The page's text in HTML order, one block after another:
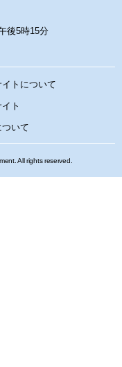
後5時15分
イトについて
ト
ついて
All rights reserved.